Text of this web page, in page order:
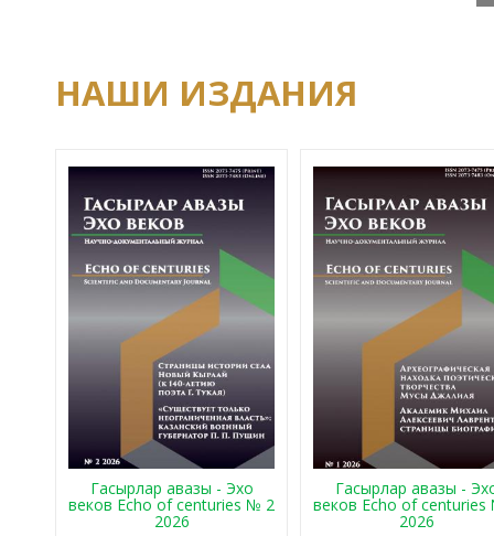
НАШИ ИЗДАНИЯ
Гасырлар авазы - Эхо
веков Echo of centuries № 2
2026
Гасырлар авазы -
веков Echo of
2026